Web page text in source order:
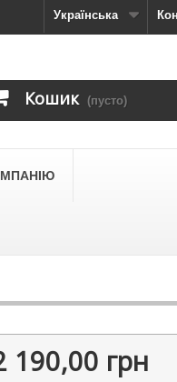
Українська
Кошик (пусто)
190,00 грн